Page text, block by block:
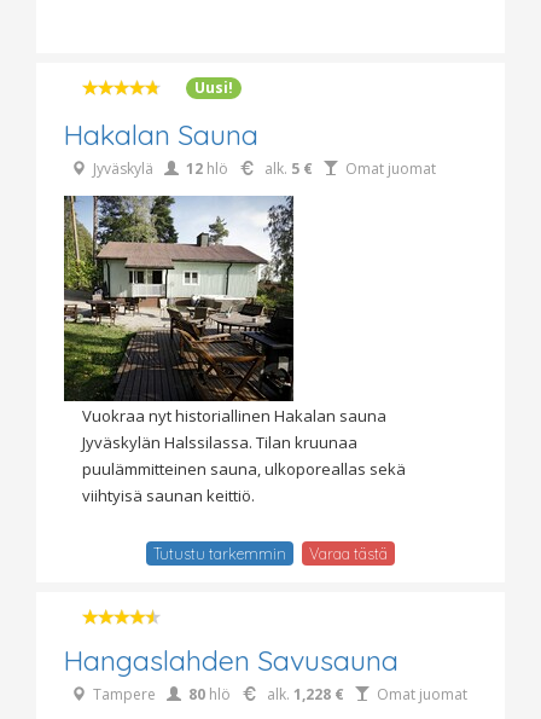
Uusi!
Hakalan Sauna
Jyväskylä 12 hlö alk. 5 € Omat juomat
Vuokraa nyt historiallinen Hakalan sauna
Jyväskylän Halssilassa. Tilan kruunaa
puulämmitteinen sauna, ulkoporeallas sekä
viihtyisä saunan keittiö.
Tutustu tarkemmin Varaa tästä
Hangaslahden Savusauna
Tampere 80 hlö alk. 1,228 € Omat juomat